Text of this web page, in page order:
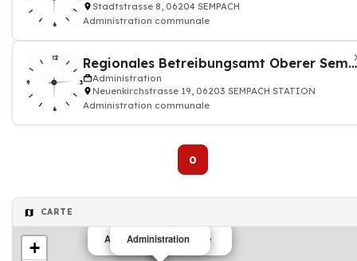
Stadtstrasse 8, 06204 SEMPACH
Administration communale
Regionales Betreibungsamt Oberer Sempachersee
Administration
Neuenkirchstrasse 19, 06203 SEMPACH STATION
Administration communale
0
CARTE
Administration financière
Administration
+